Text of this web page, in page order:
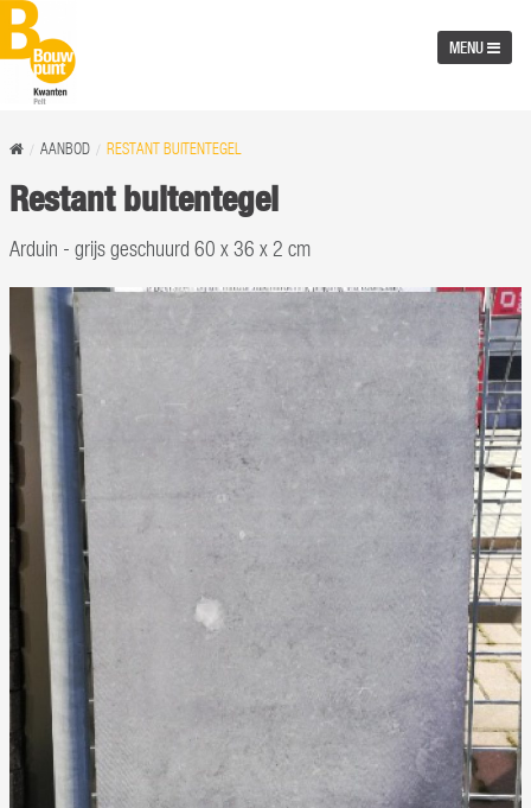
MENU
AANBOD RESTANT BUITENTEGEL
Restant buitentegel
Arduin - grijs geschuurd 60 x 36 x 2 cm